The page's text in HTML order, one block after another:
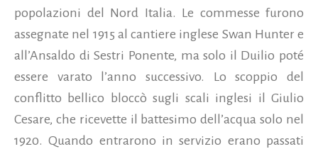
popolazioni del Nord Italia. Le commesse furono
assegnate nel 1915 al cantiere inglese Swan Hunter e
all’Ansaldo di Sestri Ponente, ma solo il Duilio poté
essere varato l’anno successivo. Lo scoppio del
conflitto bellico bloccò sugli scali inglesi il Giulio
Cesare, che ricevette il battesimo dell’acqua solo nel
1920. Quando entrarono in servizio erano passati